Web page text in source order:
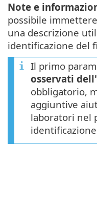
Note e
possibile
una descrizione
identificazione del
Il primo
osservati
obbligatorio,
aggiuntive
laboratori nel